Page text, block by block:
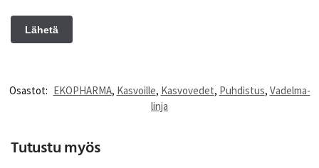
Osastot: EKOPHARMA, Kasvoille, Kasvovedet, Puhdistus, Vadelma-
linja
Tutustu myös